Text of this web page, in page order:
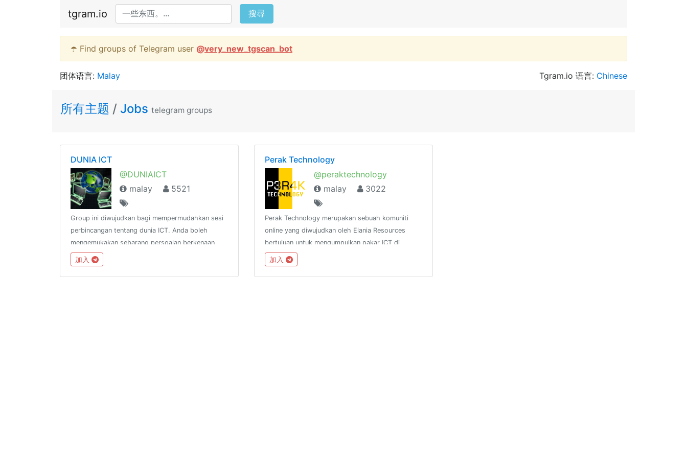
tgram.io 搜尋
☂️ Find groups of Telegram user @very_new_tgscan_bot
团体语言: Malay Tgram.io 语言: Chinese
所有主题 / Jobs telegram groups
DUNIA ICT
@DUNIAICT
malay
5521
Group ini diwujudkan bagi mempermudahkan sesi
perbincangan tentang dunia ICT. Anda boleh
mengemukakan sebarang persoalan berkenaan
dunia ICT di ruangan public. Sebarang persoalan
anda akan dijawab oleh pakar-pakar ICT yg ada di
dalam group(insya Allah)
加入
Perak Technology
@peraktechnology
malay
3022
Perak Technology merupakan sebuah komuniti
online yang diwujudkan oleh Elania Resources
bertujuan untuk mengumpulkan pakar ICT di
seluruh Negeri
加入